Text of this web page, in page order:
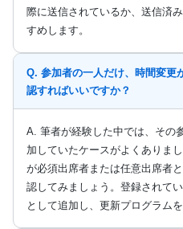
際に送信されているか、送信済
すめします。
Q. 参加者の一人だけ、時間変更
認すればいいですか？
A. 筆者が経験した中では、その
加していたケースがよくありま
が必須出席者または任意出席者
認してみましょう。登録されて
として追加し、更新プログラム